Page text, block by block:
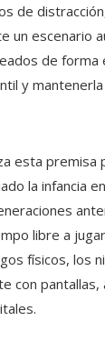
de
un escenario
de forma
y
esta
la infancia
libre a
físicos, los
con pantallas,